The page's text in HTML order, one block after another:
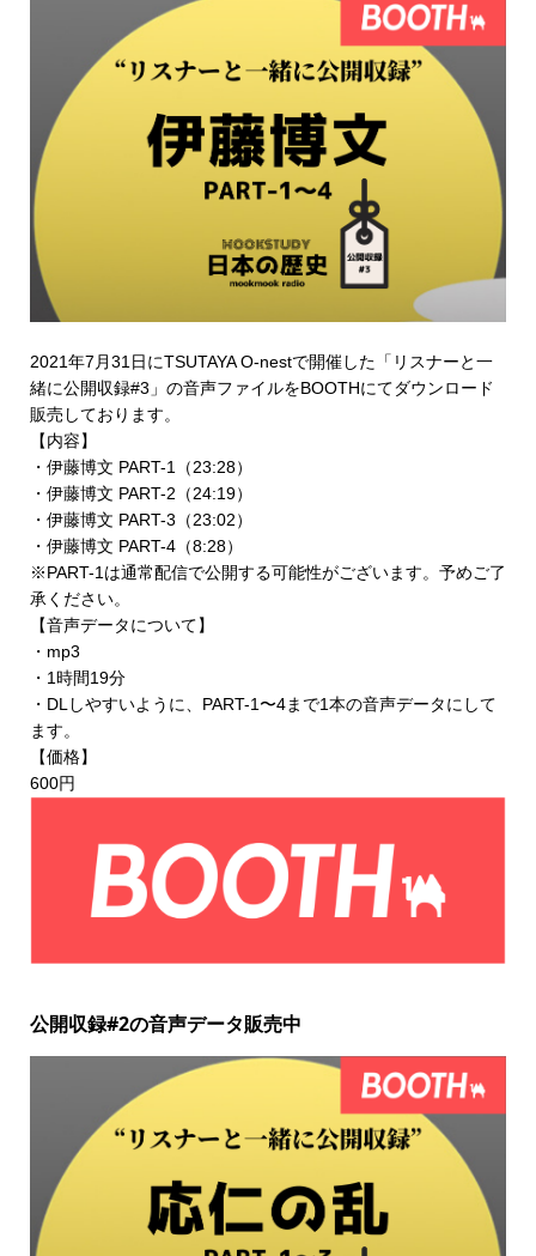
2021年7月31日にTSUTAYA O-nestで開催した「リスナーと一
緒に公開収録#3」の音声ファイルをBOOTHにてダウンロード
販売 しております。
【内容】
・伊藤博文 PART-1（23:28）
・伊藤博文 PART-2（24:19）
・伊藤博文 PART-3（23:02）
・伊藤博文 PART-4（8:28）
※PART-1は通常配信で公開する可能性がございます。予めご了
承ください。
【音声データについて】
・mp3
・1時間19分
・DLしやすいように、PART-1〜4まで1本の音声データにして
ます。
【価格】
600円
公開収録#2の音声データ販売中